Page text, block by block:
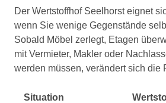
Der Wertstoffhof Seelhorst eignet
wenn Sie wenige Gegenstände
Sobald Möbel zerlegt, Etagen
mit Vermieter, Makler oder
werden müssen, verändert sich die
Situation